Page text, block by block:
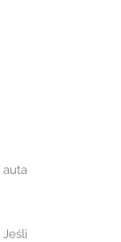
auta